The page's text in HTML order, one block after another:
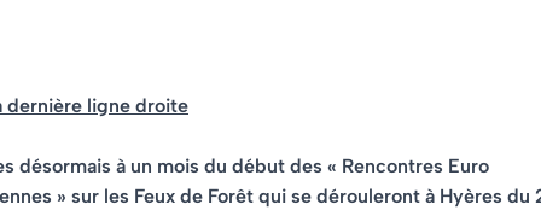
dernière ligne droite
désormais à un mois du début des « Rencontres Euro
» sur les Feux de Forêt qui se dérouleront à Hyères du